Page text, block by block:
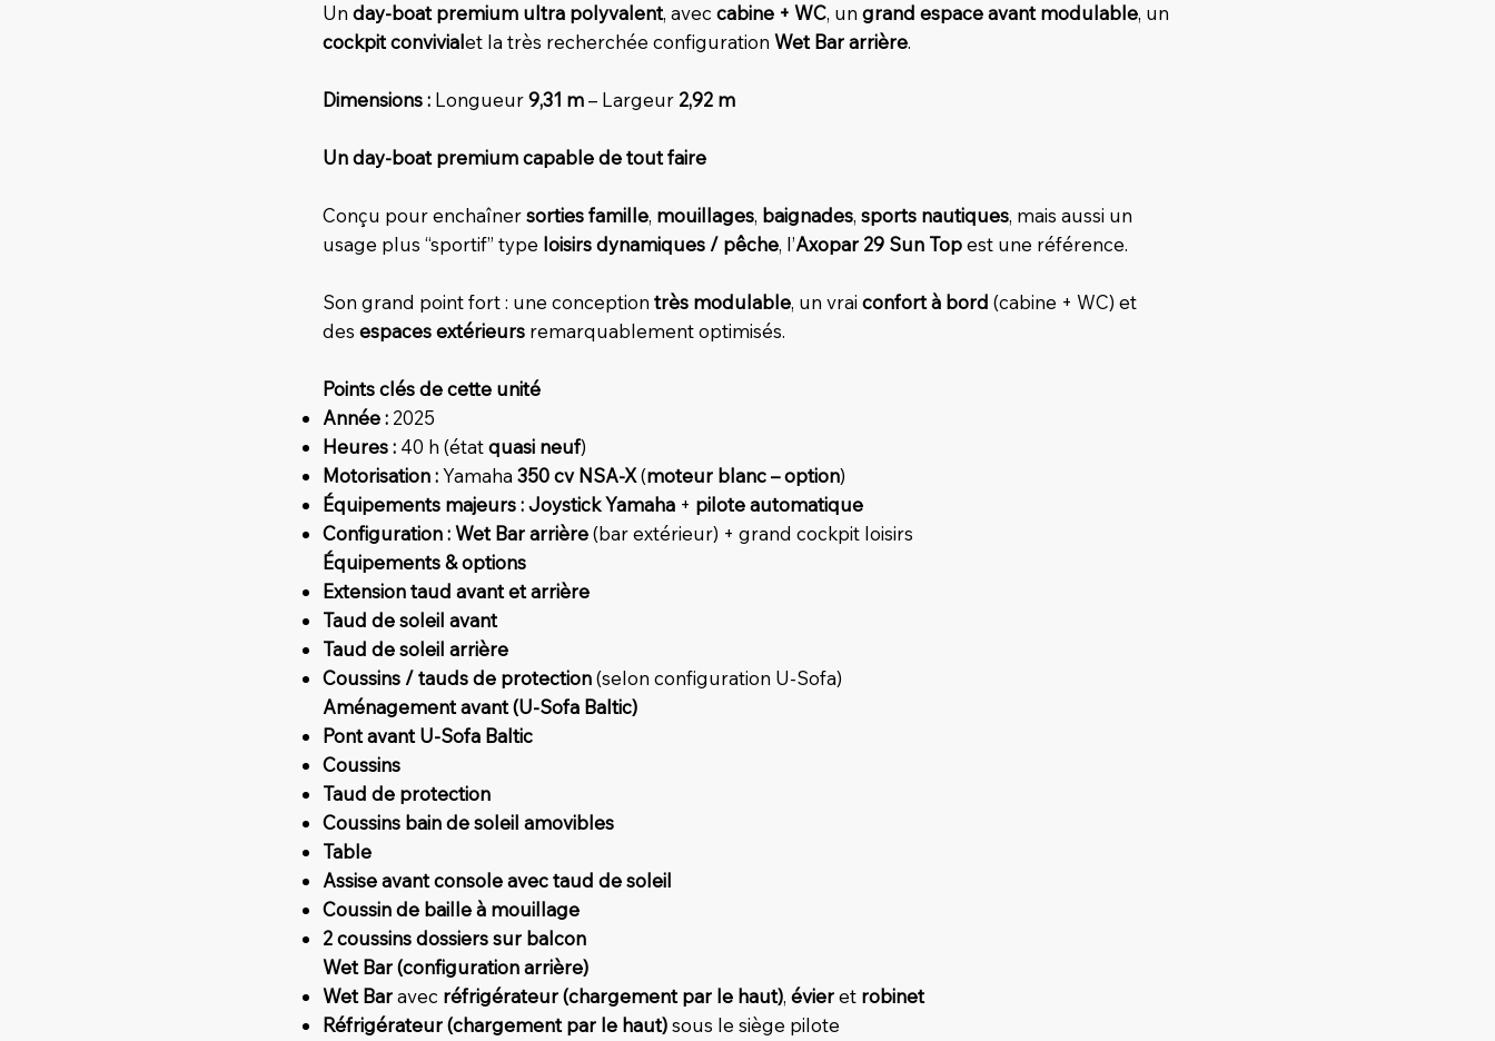
Unday-boat premium ultra polyvalent, aveccabine + WC, ungrand espace avant modulable, un
cockpit convivialet la très recherchée configurationWet Bar arrière.
Dimensions : Longueur9,31 m– Largeur 2,92 m
Un day-boat premium capable de tout faire
Conçu pour enchaînersorties famille, mouillages, baignades,sports nautiques, mais aussi un
usage plus “sportif” type loisirs dynamiques / pêche, l’Axopar 29 Sun Topest une référence.
Son grand point fort : une conceptiontrès modulable, un vraiconfort à bord (cabine + WC) et
desespaces extérieurs remarquablement optimisés.
Points clés de cette unité
Année : 2025
Heures : 40 h (étatquasi neuf)
Motorisation :Yamaha350 cv NSA-X(moteur blanc – option)
Équipements majeurs :Joystick Yamaha + pilote automatique
Configuration :Wet Bar arrière(bar extérieur) + grand cockpit loisirs
Équipements & options
Extension taud avant et arrière
Taud de soleil avant
Taud de soleil arrière
Coussins / tauds de protection(selon configuration U-Sofa)
Aménagement avant (U-Sofa Baltic)
Pont avant U-Sofa Baltic
Coussins
Taud de protection
Coussins bain de soleil amovibles
Table
Assise avant console avec taud de soleil
Coussin de baille à mouillage
2 coussins dossiers sur balcon
Wet Bar (configuration arrière)
Wet Baravec réfrigérateur (chargement par le haut),évieret robinet
Réfrigérateur (chargement par le haut)sous le siège pilote